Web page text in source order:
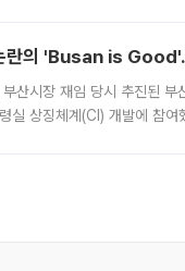
란의 'Busan is
부산시장 재임 당시 추진된
실 상징체계(CI) 개발에 참